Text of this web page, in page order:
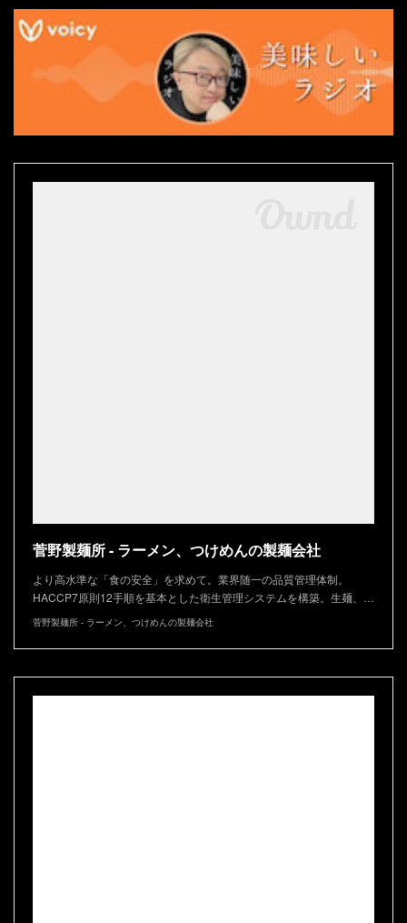
菅野製麺所 - ラーメン、つけめんの製麺会社
より高水準な「食の安全」を求めて。業界随一の品質管理体制。
HACCP7原則12手順を基本とした衛生管理システムを構築。生麺、…
菅野製麺所 - ラーメン、つけめんの製麺会社